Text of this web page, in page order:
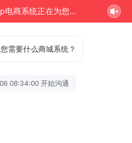
Javashop电商系统正在为您服务
需要什么商城系统？
08:34:00 开始沟通